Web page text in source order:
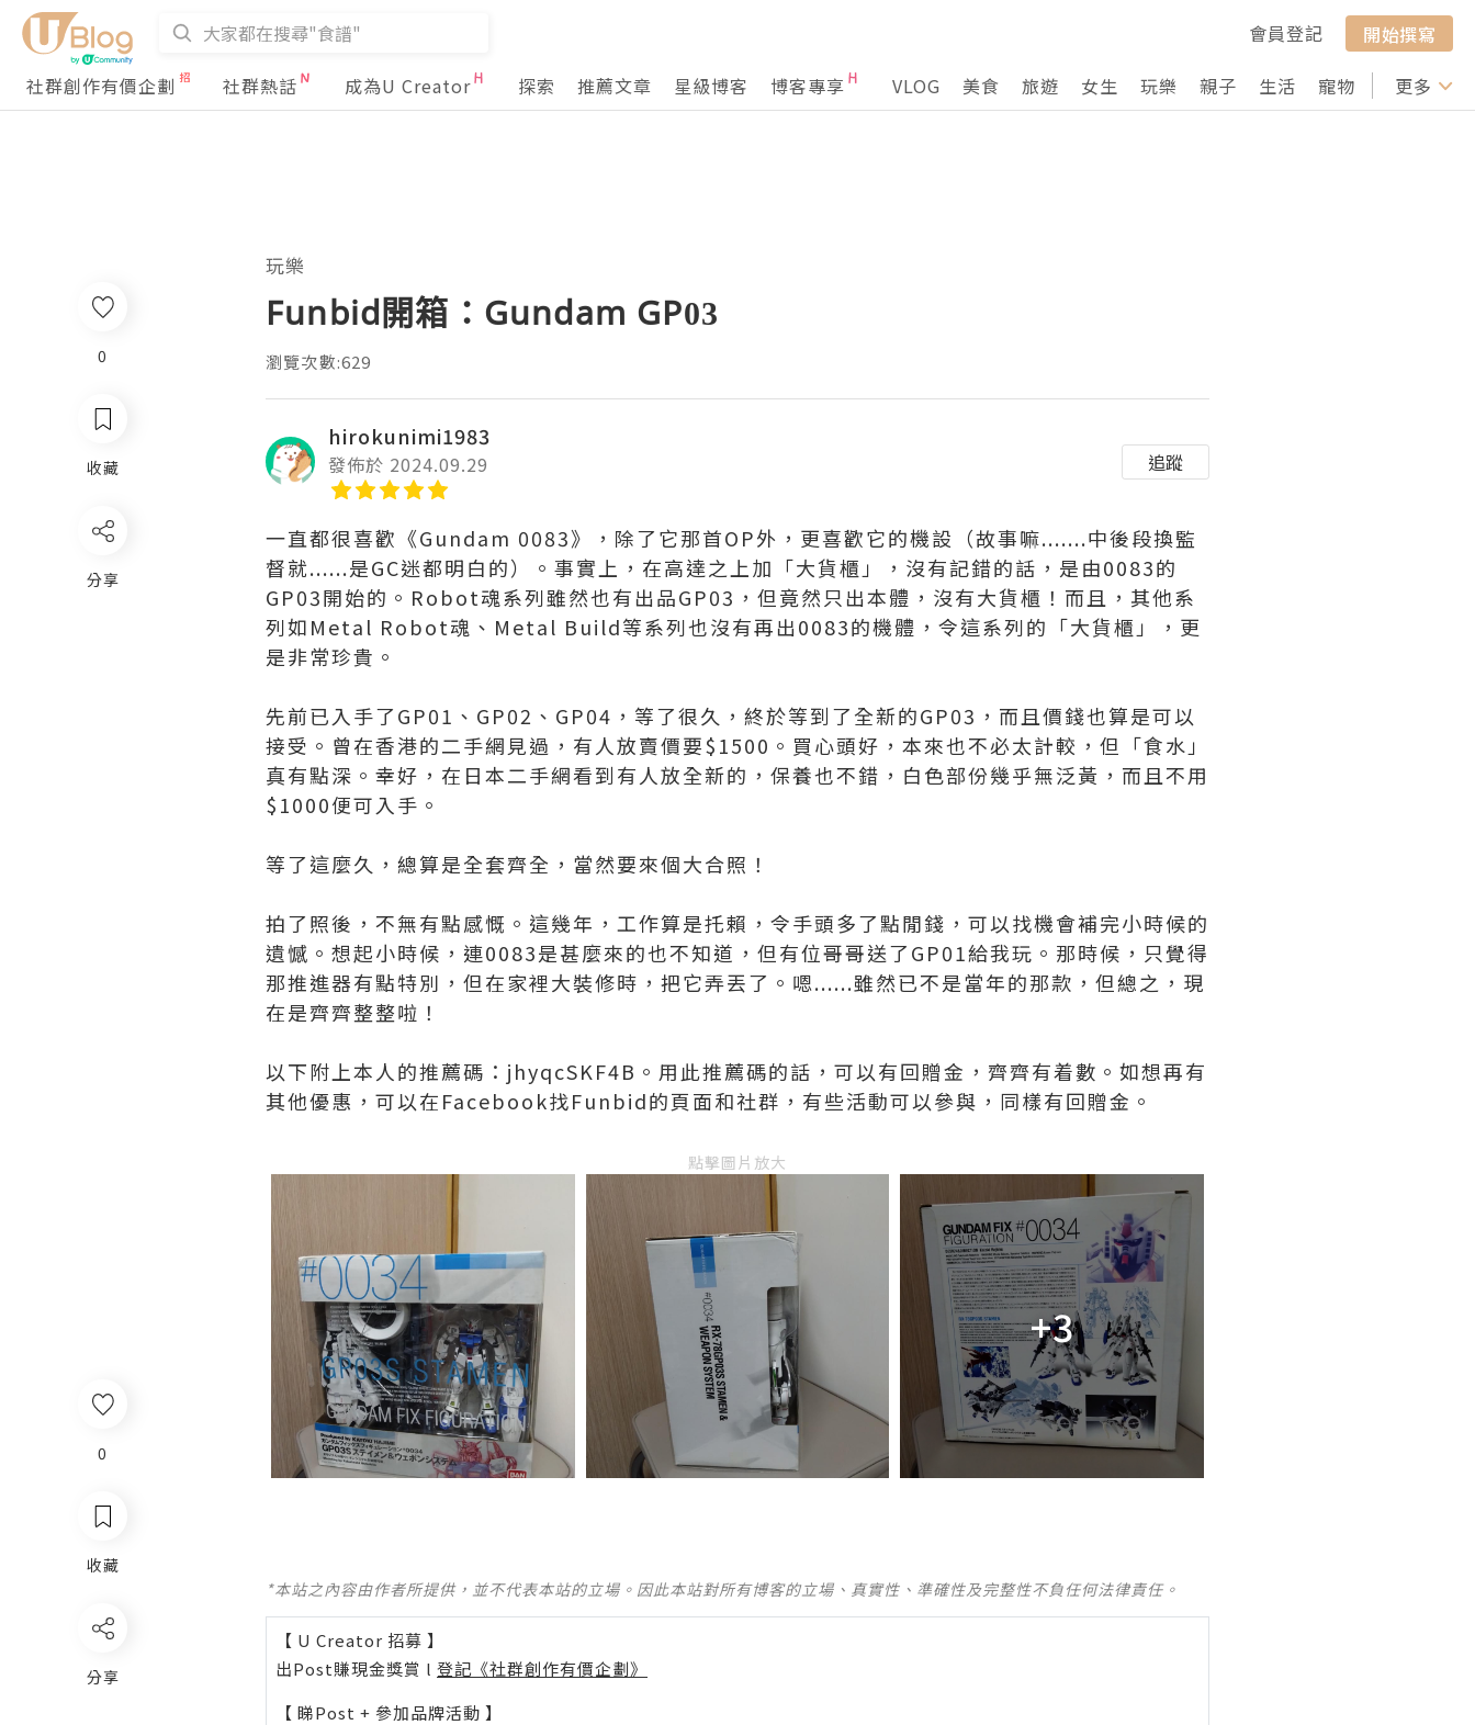
會員登記
開始撰寫
社群創作有價企劃
社群熱話 成為U Creator 探索 推薦文章 星級博客 博客專享 VLOG 美食 旅遊 女生 玩樂 親子 生活 寵物 行山 打卡
更多
0
收藏
分享
玩樂
Funbid開箱：Gundam GP03
瀏覽次數:629
hirokunimi1983
發佈於 2024.09.29 追蹤
一直都很喜歡《Gundam 0083》，除了它那首OP外，更喜歡它的機設（故事嘛.......中後段換監
督就......是GC迷都明白的）。事實上，在高達之上加「大貨櫃」，沒有記錯的話，是由0083的
GP03開始的。Robot魂系列雖然也有出品GP03，但竟然只出本體，沒有大貨櫃！而且，其他系
列如Metal Robot魂、Metal Build等系列也沒有再出0083的機體，令這系列的「大貨櫃」，更
是非常珍貴。
先前已入手了GP01、GP02、GP04，等了很久，終於等到了全新的GP03，而且價錢也算是可以
接受。曾在香港的二手網見過，有人放賣價要$1500。買心頭好，本來也不必太計較，但「食水」
真有點深。幸好，在日本二手網看到有人放全新的，保養也不錯，白色部份幾乎無泛黃，而且不用
$1000便可入手。
等了這麼久，總算是全套齊全，當然要來個大合照！
拍了照後，不無有點感慨。這幾年，工作算是托賴，令手頭多了點閒錢，可以找機會補完小時候的
遺憾。想起小時候，連0083是甚麼來的也不知道，但有位哥哥送了GP01給我玩。那時候，只覺得
那推進器有點特別，但在家裡大裝修時，把它弄丟了。嗯......雖然已不是當年的那款，但總之，現
在是齊齊整整啦！
以下附上本人的推薦碼：jhyqcSKF4B。用此推薦碼的話，可以有回贈金，齊齊有着數。如想再有
其他優惠，可以在Facebook找Funbid的頁面和社群，有些活動可以參與，同樣有回贈金。
點擊圖片放大
+3
*本站之內容由作者所提供，並不代表本站的立場。因此本站對所有博客的立場、真實性、準確性及完整性不負任何法律責任。
【 U Creator 招募 】
出Post賺現金獎賞 l 登記《社群創作有價企劃》
【 睇Post + 參加品牌活動 】
0
收藏
分享